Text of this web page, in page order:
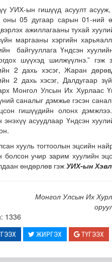
УИХ-ын гишүүд асуулт
оны 05 дугаар сарын 01-ний
ажиллагааны тухай
маргааны хэргийн
байгууллага Үндсэн
шүүхэд шилжүүлнэ.”
2 дахь хэсэг, Жаран
2 дахь хэсэг, Далдугаар
Монгол Улсын Их Хурлаас
саналыг дэмжье гэсэн
гишүүдийн олонх
энэхүү асуудлаар Үндсэн
хууль тогтоолын эцсийн
болсон учир зарим хуулийн
өндөрлөв гэж УИХ-ын
Монгол Улсын Их
1336
ЖИРГЭХ ТҮГЭЭХ